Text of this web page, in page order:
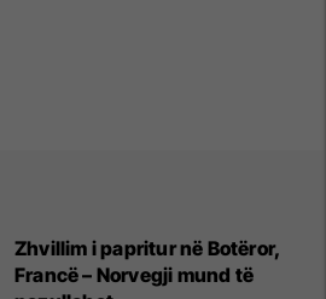
Zhvillim i papritur në Botëror,
Francë – Norvegji mund të